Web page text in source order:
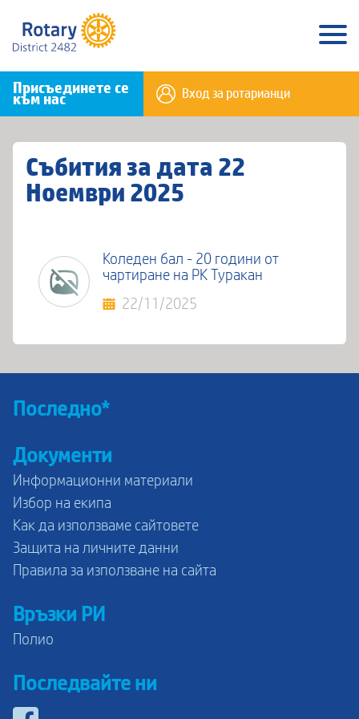
Присъединете се
към нас Вход за ротарианци
Събития за дата 22
Ноември 2025
Коледен бал - 20 години от
чартиране на РК Туракан
22/11/2025
Последно*
Документи
Информационни материали
Избор на екипа
Как да използваме сайтовете
Защита на личните данни
Правила за използване на сайта
Връзки РИ
Полио
Последвайте ни